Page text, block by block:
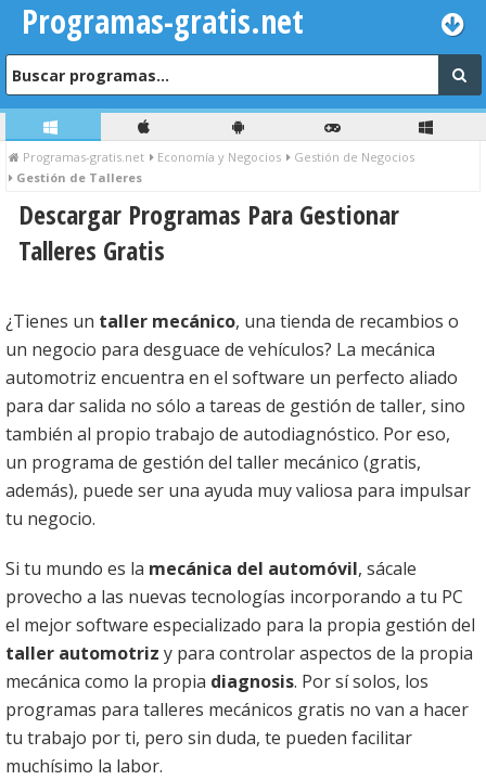
Programas-gratis.net
Programas-gratis.net Economía y Negocios
Gestión de Negocios
Gestión de Talleres
Descargar Programas Para Gestionar
Talleres Gratis
¿Tienes un taller mecánico, una tienda de recambios o
un negocio para desguace de vehículos? La mecánica
automotriz encuentra en el software un perfecto aliado
para dar salida no sólo a tareas de gestión de taller, sino
también al propio trabajo de autodiagnóstico. Por eso,
un programa de gestión del taller mecánico (gratis,
además), puede ser una ayuda muy valiosa para impulsar
tu negocio.
Si tu mundo es la mecánica del automóvil, sácale
provecho a las nuevas tecnologías incorporando a tu PC
el mejor software especializado para la propia gestión del
taller automotriz y para controlar aspectos de la propia
mecánica como la propia diagnosis. Por sí solos, los
programas para talleres mecánicos gratis no van a hacer
tu trabajo por ti, pero sin duda, te pueden facilitar
muchísimo la labor.